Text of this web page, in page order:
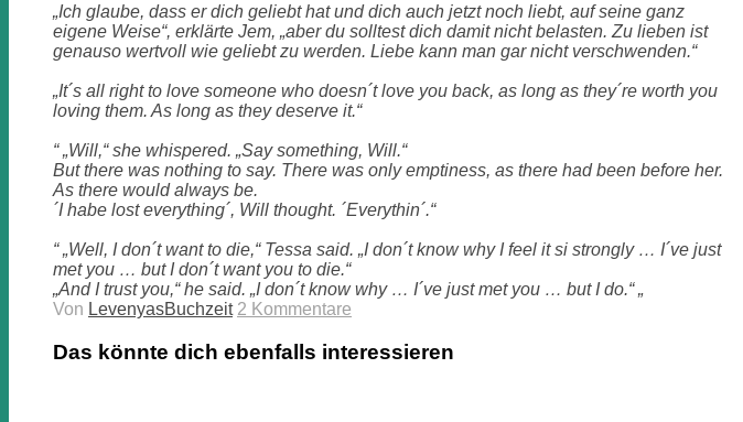
„Ich glaube, dass er dich geliebt hat und dich auch jetzt noch liebt, auf seine ganz
eigene Weise“, erklärte Jem, „aber du solltest dich damit nicht belasten. Zu lieben ist
genauso wertvoll wie geliebt zu werden. Liebe kann man gar nicht verschwenden.“
„It´s all right to love someone who doesn´t love you back, as long as they´re worth you
loving them. As long as they deserve it.“
“ „Will,“ she whispered. „Say something, Will.“
But there was nothing to say. There was only emptiness, as there had been before her.
As there would always be.
´I habe lost everything´, Will thought. ´Everythin´.“
“ „Well, I don´t want to die,“ Tessa said. „I don´t know why I feel it si strongly … I´ve just
met you … but I don´t want you to die.“
„And I trust you,“ he said. „I don´t know why … I´ve just met you … but I do.“ „
Von LevenyasBuchzeit 2 Kommentare
Das könnte dich ebenfalls interessieren